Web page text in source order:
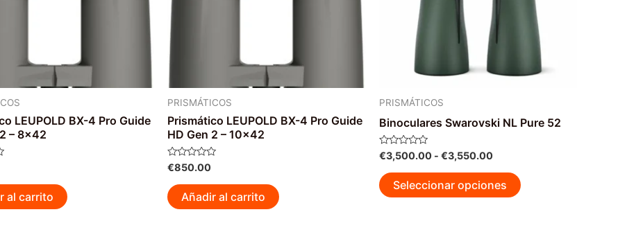
LEUPOLD BX-4 Pro Guide
– 8×42
al carrito
PRISMÁTICOS
Prismático LEUPOLD BX-4 Pro Guide
HD Gen 2 – 10×42
Valorado
con
de
5
€850.00
Añadir al carrito
PRISMÁTICOS
Binoculares Swarovski NL Pure 52
Valorado
con
de
5
€3,500.00 - €3,550.00Rango
precios:
desde
Seleccionar opciones
producto